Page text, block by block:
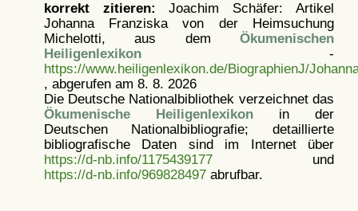
korrekt zitieren: Joachim Schäfer: Artikel
Johanna Franziska von der Heimsuchung
Michelotti, aus dem Ökumenischen
Heiligenlexikon-
https://www.heiligenlexikon.de/BiographienJ/
, abgerufen am 8. 8. 2026
Die Deutsche Nationalbibliothek verzeichnet das
Ökumenische Heiligenlexikonin der
Deutschen Nationalbibliografie; detaillierte
bibliografische Daten sind im Internet über
https://d-nb.info/1175439177und
https://d-nb.info/969828497abrufbar.